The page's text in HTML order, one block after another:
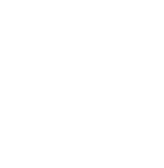
号資産・ステーブルコイ
8月7日組織再編